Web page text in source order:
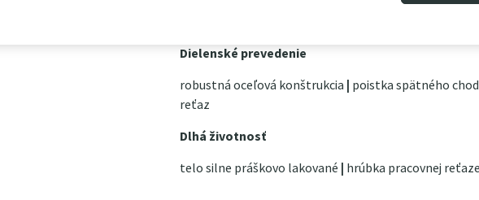
Dielenské prevedenie
robustná oceľová konštrukcia | poistka spätného
reťaz
Dlhá životnosť
telo silne práškovo lakované | hrúbka pracovnej